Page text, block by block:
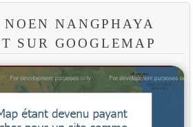
NANGPHAYA
SUR GOOGLEMAP